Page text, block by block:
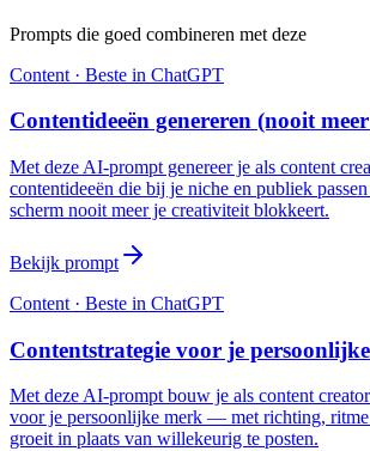
Prompts die goed combineren met deze
Content · Beste in ChatGPT
Contentideeën genereren (nooit
Met deze AI-prompt genereer je als content
contentideeën die bij je niche en publiek
scherm nooit meer je creativiteit blokkeert.
Bekijk prompt
Content · Beste in ChatGPT
Contentstrategie voor je
Met deze AI-prompt bouw je als content
voor je persoonlijke merk — met richting, ritme
groeit in plaats van willekeurig te posten.